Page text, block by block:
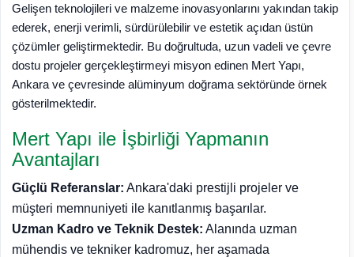
Gelişen teknolojileri ve malzeme inovasyonlarını yakından takip
ederek, enerji verimli, sürdürülebilir ve estetik açıdan üstün
çözümler geliştirmektedir. Bu doğrultuda, uzun vadeli ve çevre
dostu projeler gerçekleştirmeyi misyon edinen Mert Yapı,
Ankara ve çevresinde alüminyum doğrama sektöründe örnek
gösterilmektedir.
Mert Yapı ile İşbirliği Yapmanın
Avantajları
Güçlü Referanslar: Ankara'daki prestijli projeler ve
müşteri memnuniyeti ile kanıtlanmış başarılar.
Uzman Kadro ve Teknik Destek: Alanında uzman
mühendis ve tekniker kadromuz, her aşamada